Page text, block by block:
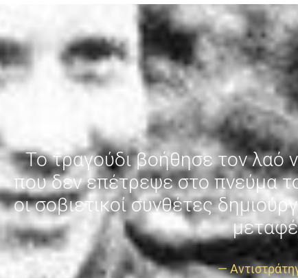
Το τραγούδι βοήθησε τον λαό
που δεν επέτρεψε στο πνεύμα
οι σοβιετικοί συνθέτες
—